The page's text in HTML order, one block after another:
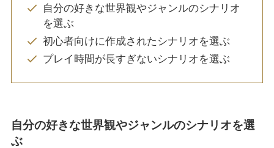
自分の好きな世界観やジャンルのシナリオ
を選ぶ
初心者向けに作成されたシナリオを選ぶ
プレイ時間が長すぎないシナリオを選ぶ
自分の好きな世界観やジャンルのシナリオを選
ぶ